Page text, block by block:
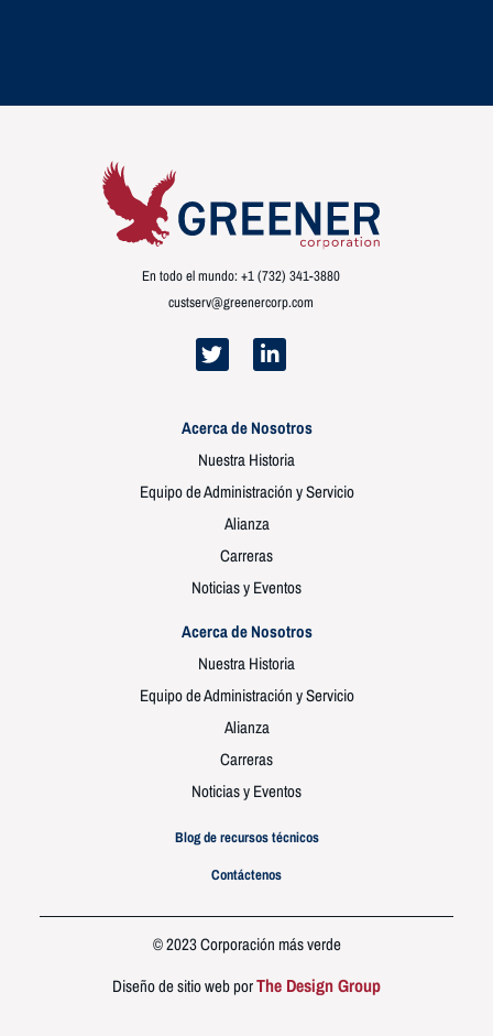
Acerca de Nosotros
Nuestra Historia
Equipo de Administración y Servicio
Alianza
Carreras
Noticias y Eventos
Acerca de Nosotros
Nuestra Historia
Equipo de Administración y Servicio
Alianza
Carreras
Noticias y Eventos
Blog de recursos técnicos
Contáctenos
En todo el mundo: +1 (732) 341-3880
custserv@greenercorp.com
© 2023 Corporación más verde
Diseño de sitio web porThe Design Group